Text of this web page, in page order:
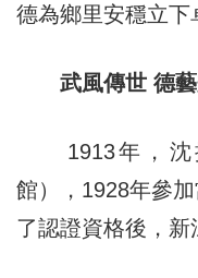
德為鄉里安穩立下
武風傳世 德
1913年，沈
館），1928年參
了認證資格後，新